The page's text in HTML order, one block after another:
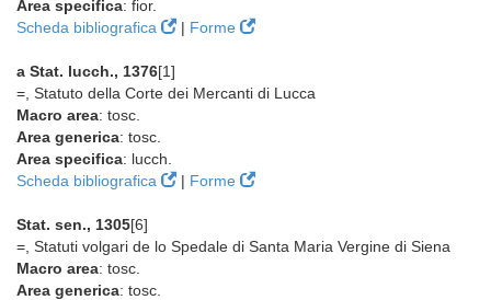
Area specifica: fior.
Scheda bibliografica
| Forme
a Stat. lucch., 1376[1]
=, Statuto della Corte dei Mercanti di Lucca
Macro area: tosc.
Area generica: tosc.
Area specifica: lucch.
Scheda bibliografica
| Forme
Stat. sen., 1305[6]
=, Statuti volgari de lo Spedale di Santa Maria Vergine di Siena
Macro area: tosc.
Area generica: tosc.